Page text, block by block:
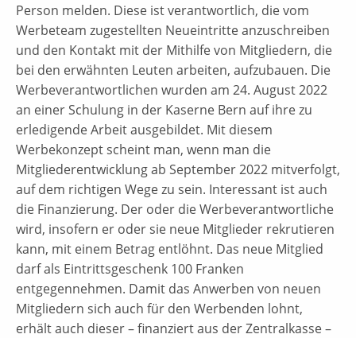
Person melden. Diese ist verantwortlich, die vom
Werbeteam zugestellten Neueintritte anzuschreiben
und den Kontakt mit der Mithilfe von Mitgliedern, die
bei den erwähnten Leuten arbeiten, aufzubauen. Die
Werbeverantwortlichen wurden am 24. August 2022
an einer Schulung in der Kaserne Bern auf ihre zu
erledigende Arbeit ausgebildet. Mit diesem
Werbekonzept scheint man, wenn man die
Mitgliederentwicklung ab September 2022 mitverfolgt,
auf dem richtigen Wege zu sein. Interessant ist auch
die Finanzierung. Der oder die Werbeverantwortliche
wird, insofern er oder sie neue Mitglieder rekrutieren
kann, mit einem Betrag entlöhnt. Das neue Mitglied
darf als Eintrittsgeschenk 100 Franken
entgegennehmen. Damit das Anwerben von neuen
Mitgliedern sich auch für den Werbenden lohnt,
erhält auch dieser – finanziert aus der Zentralkasse –